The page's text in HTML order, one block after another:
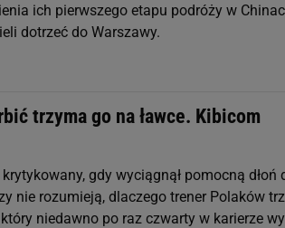
ich pierwszego etapu podróży w
dotrzeć do Warszawy.
trzyma go na ławce. Kibicom
gdy wyciągnął pomocną dłoń
nie rozumieją, dlaczego trener Polaków
niedawno po raz czwarty w karierze